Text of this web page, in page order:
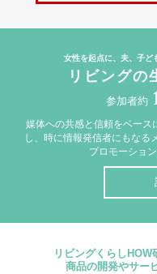
女性を起点に、夫、子ど
リビングの
参加者約
媒体への共感と信頼をベース
し、時に情報発信者にもなる
プロモーショ
リビングくらし
商品の開発やサー